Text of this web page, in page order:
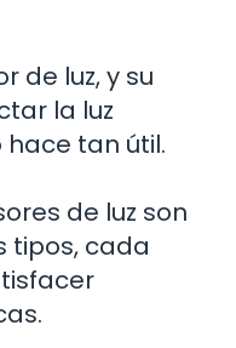
de luz, y su
la luz
tan útil.
de luz son
tipos, cada